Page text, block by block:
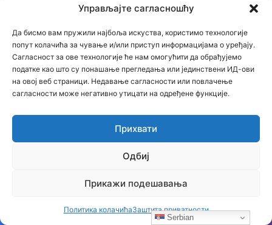
Управљајте сагласношћу
Да бисмо вам пружили најбоља искуства, користимо технологије
попут колачића за чување и/или приступ информацијама о уређају.
Сагласност за ове технологије ће нам омогућити да обрађујемо
податке као што су понашање прегледања или јединствени ИД-ови
на овој веб страници. Недавање сагласности или повлачење
сагласности може негативно утицати на одређене функције.
Прихвати
Одбиј
Прикажи подешавања
Политика колачићаЗаштита приватности
једина истина о броју убијених у Јасеновцу
СТРИП О KОСОВУ: Док сви други ћуте, ИТАЛИЈАНИ
изнели ИСТИНУ о страдању СРБА!
06.07.2021
свака држава има мафију, али ни једна мафија нема
државу, као ЈА! Аркан
Јасеновца сахранили на Kалемегдану!
Serbian